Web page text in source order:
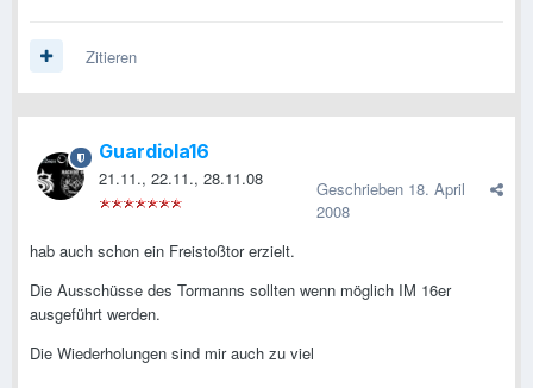
Zitieren
Guardiola16
21.11., 22.11., 28.11.08 Geschrieben 18. April
2008
hab auch schon ein Freistoßtor erzielt.
Die Ausschüsse des Tormanns sollten wenn möglich IM 16er
ausgeführt werden.
Die Wiederholungen sind mir auch zu viel